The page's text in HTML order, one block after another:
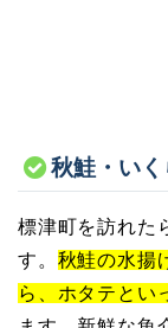
秋鮭・い
標津町を訪れた
す。 秋鮭の水揚
ら、ホタテとい